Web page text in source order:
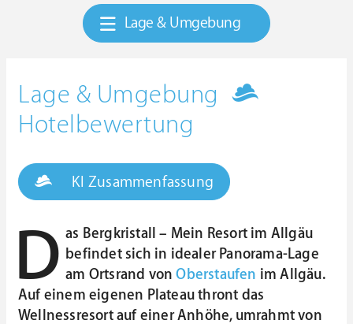
Lage & Umgebung
Lage & Umgebung
Hotelbewertung
KI Zusammenfassung
D as Bergkristall – Mein Resort im Allgäu
befindet sich in idealer Panorama-Lage
am Ortsrand vonOberstaufen im Allgäu.
Auf einem eigenen Plateau thront das
Wellnessresort auf einer Anhöhe, umrahmt von